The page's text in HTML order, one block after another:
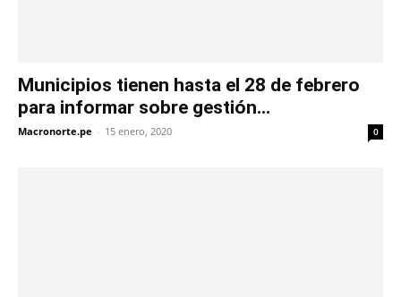
Municipios tienen hasta el 28 de febrero
para informar sobre gestión...
Macronorte.pe - 15 enero, 2020 0